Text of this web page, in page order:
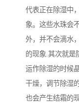
代表正在除湿中
象。这些水珠会
外，并不会滴水
的现象.其次就是
运作除湿的时候
干燥，调节除湿
也会产生结霜的